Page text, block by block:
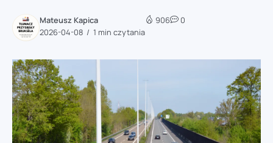
Mateusz Kapica
2026-04-08
1 min czytania
906 0